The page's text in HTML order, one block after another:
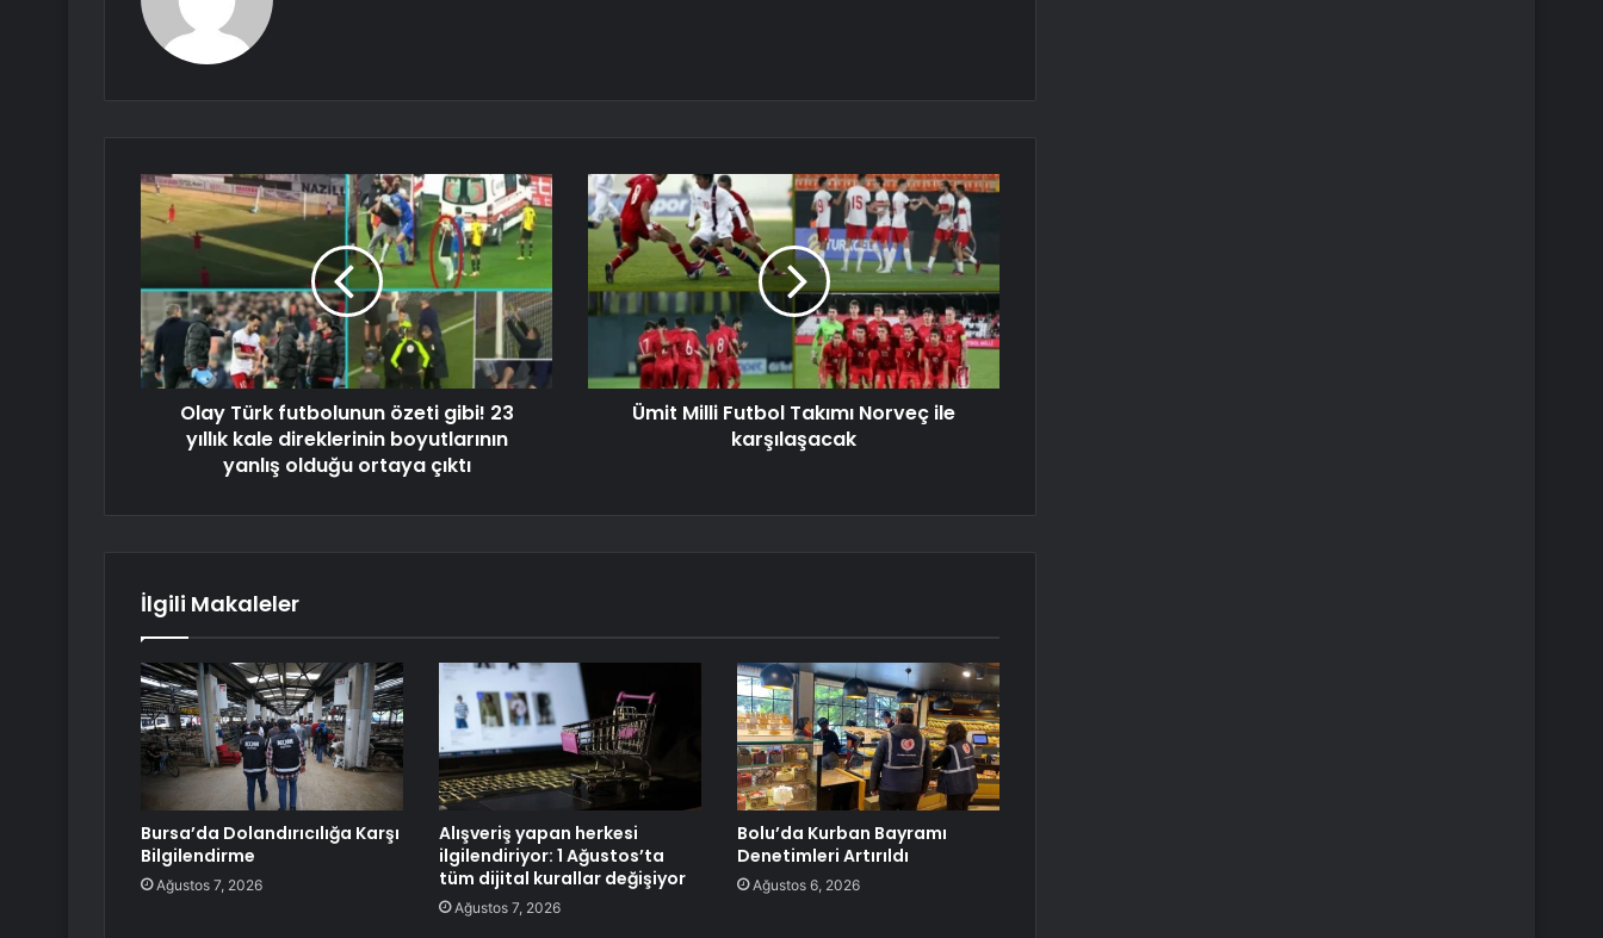
Olay Türk futbolunun özeti gibi! 23
yıllık kale direklerinin boyutlarının
yanlış olduğu ortaya çıktı
Ümit Milli Futbol Takımı Norveç ile
karşılaşacak
İlgili Makaleler
Bursa’da Dolandırıcılığa Karşı
Bilgilendirme
Ağustos 7, 2026
Alışveriş yapan herkesi
ilgilendiriyor: 1 Ağustos’ta
tüm dijital kurallar değişiyor
Ağustos 7, 2026
Bolu’da Kurban Bayramı
Denetimleri Artırıldı
Ağustos 6, 2026